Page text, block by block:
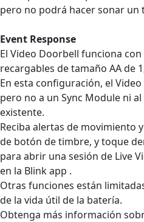
pero no podrá hacer sonar un
Event Response
El Video Doorbell funciona
recargables de tamaño AA de
En esta configuración, el
pero no a un Sync Module ni
existente.
Reciba alertas de movimiento
de botón de timbre, y toque
para abrir una sesión de Live
en la Blink app .
Otras funciones están
de la vida útil de la batería.
Obtenga más información